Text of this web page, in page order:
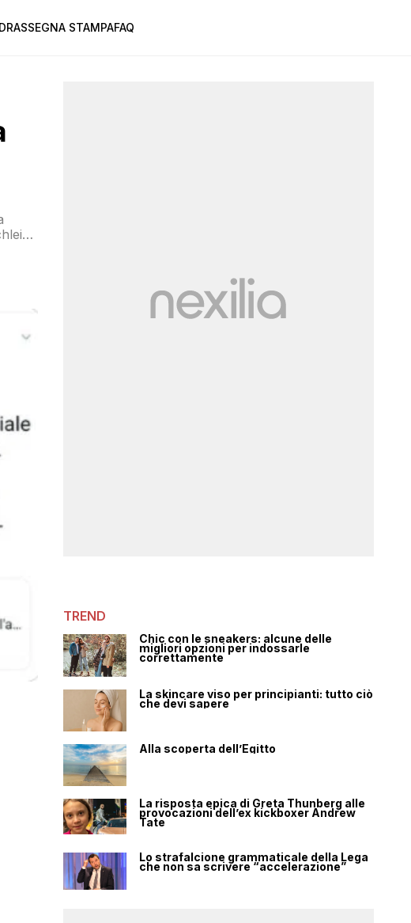
RASSEGNA STAMPAFAQ
TREND
Chic con le sneakers: alcune delle
migliori opzioni per indossarle
correttamente
La skincare viso per principianti: tutto ciò
che devi sapere
Alla scoperta dell’Egitto
La risposta epica di Greta Thunberg alle
provocazioni dell’ex kickboxer Andrew
Tate
Lo strafalcione grammaticale della Lega
che non sa scrivere “accelerazione”